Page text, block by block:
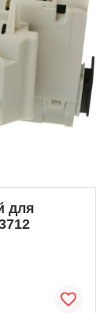
для